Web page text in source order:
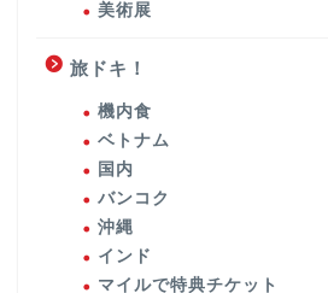
美術展
旅ドキ！
機内食
ベトナム
国内
バンコク
沖縄
インド
マイルで特典チケット